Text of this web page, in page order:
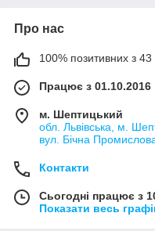
Про нас
100% позитивних з 43
Працює з 01.10.2016
м. Шептицький
обл. Львівська, м.
вул. Бічна
Контакти
Сьогодні працює з
Показати весь